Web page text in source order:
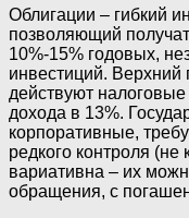
Облигации – гибкий
позволяющий
10%-15% годовых,
инвестиций. Верхний
действуют
дохода в 13%.
корпоративные,
редкого контроля
вариативна – их
обращения, с